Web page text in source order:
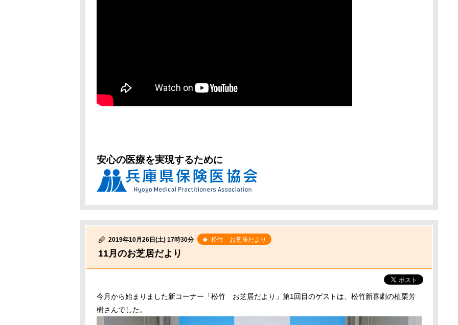
安心の医療を実現するために
2019年10月26日(土) 17時30分 松竹 お芝居だより
11月のお芝居だより
今月から始まりました新コーナー「松竹 お芝居だより」第1回目のゲストは、松竹新喜劇の植栗芳
樹さんでした。